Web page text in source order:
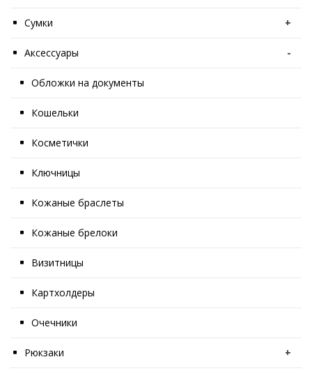
Сумки +
Аксессуары -
Обложки на документы
Кошельки
Косметички
Ключницы
Кожаные браслеты
Кожаные брелоки
Визитницы
Картхолдеры
Очечники
Рюкзаки +